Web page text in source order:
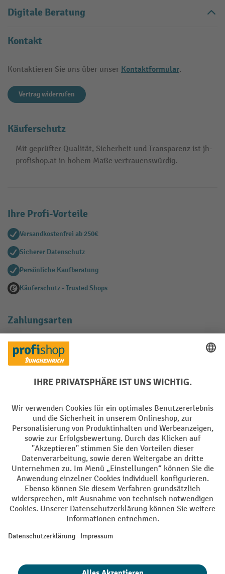
Digitale Beratung
Kontakt
Kontaktieren Sie uns über unser Kontaktformular.
Vertrag widerrufen
Käuferschutz
Mit geprüfter Qualität, Sicherheit und Transparenz ist jh-
profishop.at in hohem Maße vertrauenswürdig.
Ihre Profi-Vorteile
Versandkostenfrei ab 250€
Sicherer Datenschutz
Persönliche Kaufberatung
Käuferschutz - Trusted Shops
Zahlungsarten
Creditcard (Master)
Facebook
YouTube
LinkedIn
Instagram
AGB Impressum Datenschutz
Barrierefreiheit Privacy Settings
Alle Preise exkl. gesetzl. Mehrwertsteuer zzgl.Versandkosten und ggf.
Nachnahmegebühren, wenn nicht anders angegeben.
¹ Der Rabatt gilt so lange der Vorrat reicht. Der Rabatt gilt nicht auf